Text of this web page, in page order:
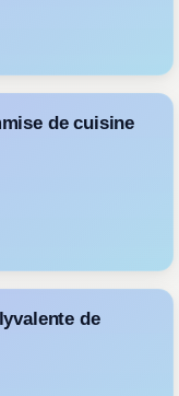
de cuisine
de